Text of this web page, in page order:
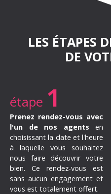
LES ÉTAPES
DE
étape 1
Prenez rendez-vous avec
l'un de nos agents en
choisissant la date et l'heure
à laquelle vous souhaitez
nous faire découvrir votre
bien. Ce rendez-vous est
sans aucun engagement et
vous est totalement offert.